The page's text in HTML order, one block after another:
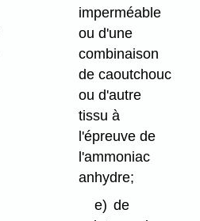
imperméable
ou d'une
combinaison
de caoutchouc
ou d'autre
tissu à
l'épreuve de
l'ammoniac
anhydre;
e) de